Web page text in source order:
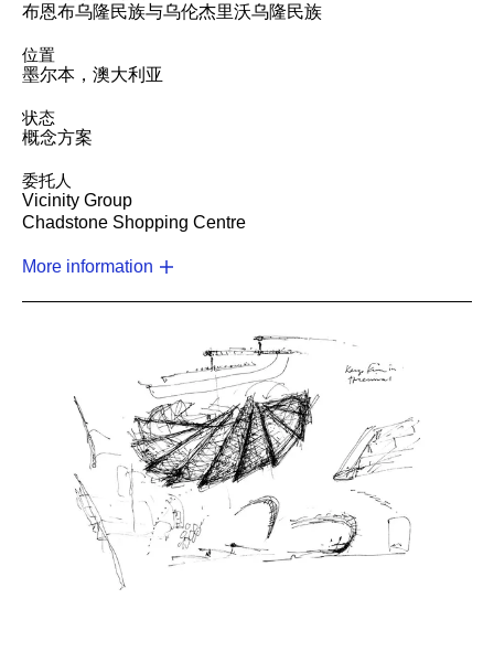
布恩布乌隆民族与乌伦杰里沃乌隆民族
位置
墨尔本，澳大利亚
状态
概念方案
委托人
Vicinity Group
Chadstone Shopping Centre
More information